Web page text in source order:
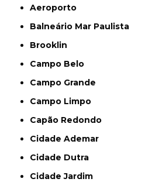
Aeroporto
Balneário Mar Paulista
Brooklin
Campo Belo
Campo Grande
Campo Limpo
Capão Redondo
Cidade Ademar
Cidade Dutra
Cidade Jardim